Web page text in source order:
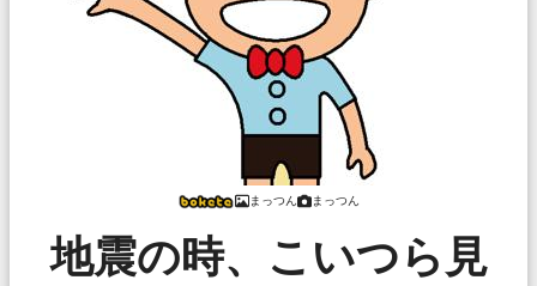
まっつん まっつん
地震の時、こいつら見